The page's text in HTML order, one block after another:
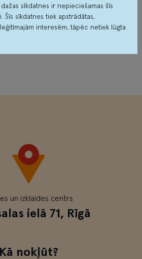
Pierakstīties
un izklaides centrs
ielā 71, Rīgā
Kā nokļūt?
sīkdatnes ir nepieciešamas šīs
Šīs sīkdatnes tiek apstrādātas,
interesēm, tāpēc netiek lūgta